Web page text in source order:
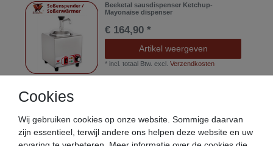
Beeketal sausdispenser Ketchup-
Mayonaise dispenser
€ 164,90 *
Artikel weergeven
* incl. totaal Btw. excl.Verzendkosten
€ 304,90 *
In de winkelwagen
Cookies
Wij gebruiken cookies op onze website. Sommige daarvan
zijn essentieel, terwijl andere ons helpen deze website en uw